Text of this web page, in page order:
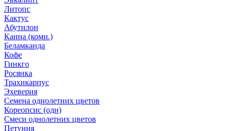
Литопс
Кактус
Абутилон
Канна (комн.)
Беламканда
Кофе
Гинкго
Росянка
Трахикарпус
Эхеверия
Семена однолетних цветов
Кореопсис (одн)
Смеси однолетних цветов
Петуния